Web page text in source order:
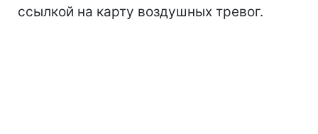
ссылкой на карту воздушных тревог.